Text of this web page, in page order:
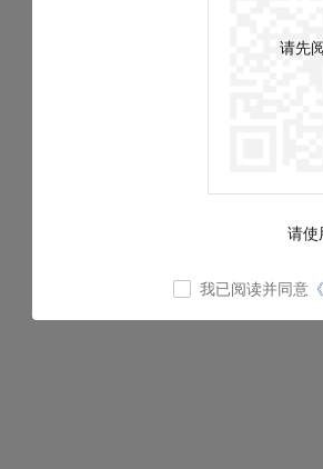
请先
请使
我已阅读并同意